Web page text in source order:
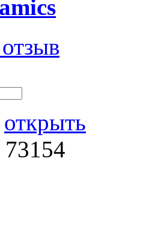
открыть